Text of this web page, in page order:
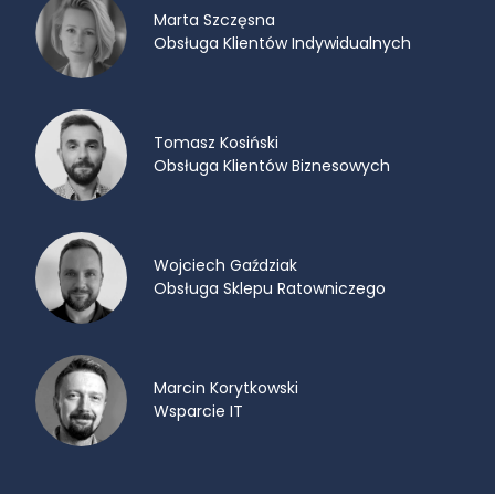
Marta Szczęsna
Obsługa Klientów Indywidualnych
Tomasz Kosiński
Obsługa Klientów Biznesowych
Wojciech Gaździak
Obsługa Sklepu Ratowniczego
Marcin Korytkowski
Wsparcie IT